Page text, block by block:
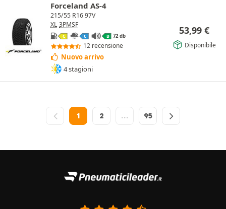
Forceland AS-4
215/55 R16 97V
XL 3PMSF
C C B 72 db
12 recensione
Nuovo arrivo
4 stagioni
53,99 €
Disponibile
1 2 … 95